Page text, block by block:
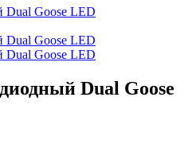
Dual Goose